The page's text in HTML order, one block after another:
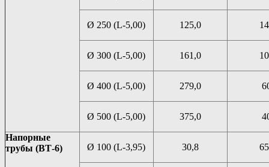
Ø 250 (L-5,00) 125,0
Ø 300 (L-5,00) 161,0
Ø 400 (L-5,00) 279,0
Ø 500 (L-5,00) 375,0
Напорные
трубы (ВТ-6)
Ø 100 (L-3,95) 30,8